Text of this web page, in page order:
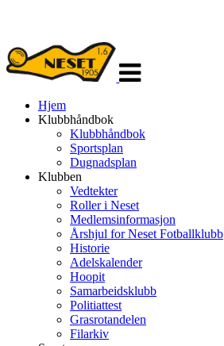
navigasjon
Hjem
Klubbhåndbok
Klubbhåndbok
Sportsplan
Dugnadsplan
Klubben
Vedtekter
Roller i Neset
Medlemsinformasjon
Årshjul for Neset Fotballklubb
Historie
Adelskalender
Hoopit
Samarbeidsklubb
Politiattest
Grasrotandelen
Filarkiv